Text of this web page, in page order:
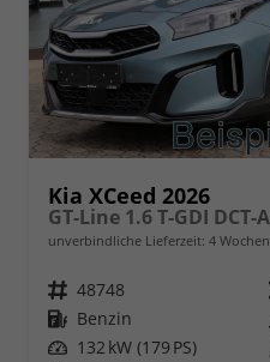
Kia XCeed 2026
unverbindliche Lieferzeit: 4 Wochen
Fahrzeugnr. 48748
Kraftstoff Benzin
Leistung 132 kW (179 PS)